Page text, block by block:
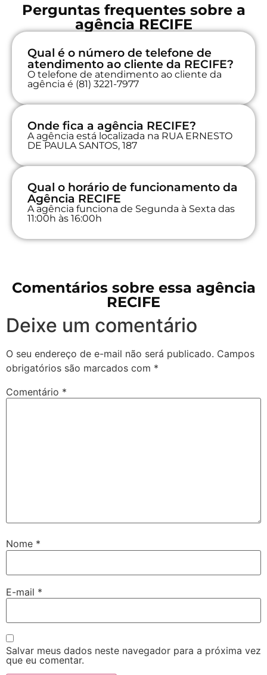
Perguntas frequentes sobre a
agência RECIFE
Qual é o número de telefone de
atendimento ao cliente da RECIFE?
O telefone de atendimento ao cliente da
agência é (81) 3221-7977
Onde fica a agência RECIFE?
A agência está localizada na RUA ERNESTO
DE PAULA SANTOS, 187
Qual o horário de funcionamento da
Agência RECIFE
A agência funciona de Segunda à Sexta das
11:00h às 16:00h
Comentários sobre essa agência
RECIFE
Deixe um comentário
O seu endereço de e-mail não será publicado. Campos
obrigatórios são marcados com *
Comentário *
Nome *
E-mail *
Salvar meus dados neste navegador para a próxima vez
que eu comentar.